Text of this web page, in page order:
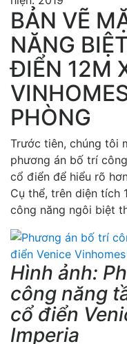
BẢN VẼ
NĂNG
ĐIỂN 12M
PHÒNG
Trước tiên, chúng tôi
phương án bố trí
cổ điển để hiểu rõ
Cụ thể, trên diện tích
công năng ngôi biệt
Hình ảnh:
công năng
cổ điển
Imperia